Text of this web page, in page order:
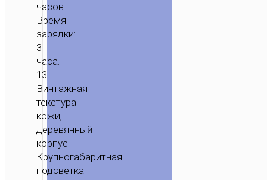
часов.
Время
зарядки:
3
часа.
13.
Винтажная
текстура
кожи,
деревянный
корпус.
Крупногабаритная
подсветка